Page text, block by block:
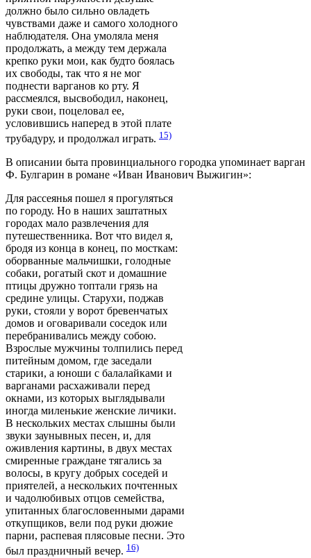
должно было сильно овладеть
чувствами даже и самого холодного
наблюдателя. Она умоляла меня
продолжать, а между тем держала
крепко руки мои, как будто боялась
их свободы, так что я не мог
поднести варганов ко рту. Я
рассмеялся, высвободил, наконец,
руки свои, поцеловал ее,
условившись наперед в этой плате
трубадуру, и продолжал играть. 15)
В описании быта провинциального городка упоминает варган
Ф. Булгарин в романе «Иван Иванович Выжигин»:
Для рассеянья пошел я прогуляться
по городу. Но в наших заштатных
городах мало развлечения для
путешественника. Вот что видел я,
бродя из конца в конец, по мосткам:
оборванные мальчишки, голодные
собаки, рогатый скот и домашние
птицы дружно топтали грязь на
средине улицы. Старухи, поджав
руки, стояли у ворот бревенчатых
домов и оговаривали соседок или
перебранивались между собою.
Взрослые мужчины толпились перед
питейным домом, где заседали
старики, а юноши с балалайками и
варганами расхаживали перед
окнами, из которых выглядывали
иногда миленькие женские личики.
В нескольких местах слышны были
звуки заунывных песен, и, для
оживления картины, в двух местах
смиренные граждане тягались за
волосы, в кругу добрых соседей и
приятелей, а нескольких почтенных
и чадолюбивых отцов семейства,
упитанных благословенными дарами
откупщиков, вели под руки дюжие
парни, распевая плясовые песни. Это
был праздничный вечер. 16)